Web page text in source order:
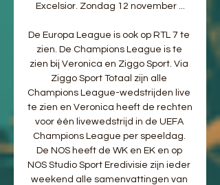
Excelsior. Zondag 12 november ...
De Europa League is ook op RTL 7 te
zien. De Champions League is te
zien bij Veronica en Ziggo Sport. Via
Ziggo Sport Totaal zijn alle
Champions League-wedstrijden live
te zien en Veronica heeft de rechten
voor één livewedstrijd in de UEFA
Champions League per speeldag.
De NOS heeft de WK en EK en op
NOS Studio Sport Eredivisie zijn ieder
weekend alle samenvattingen van